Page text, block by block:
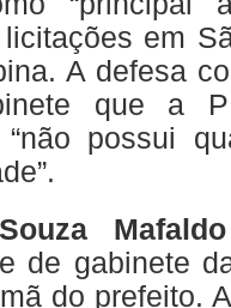
em
A defesa
que a
possui
de gabinete
do prefeito.